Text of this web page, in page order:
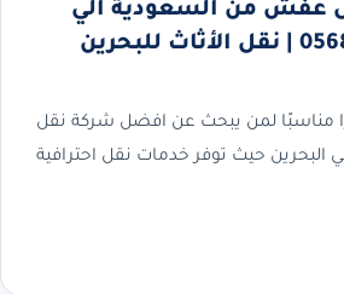
عفش من السعودية الي
البحرين 0568829975 | نقل الأثاث للبحرين
مناسبًا لمن يبحث عن افضل شركة نقل
حيث توفر خدمات نقل احترافية